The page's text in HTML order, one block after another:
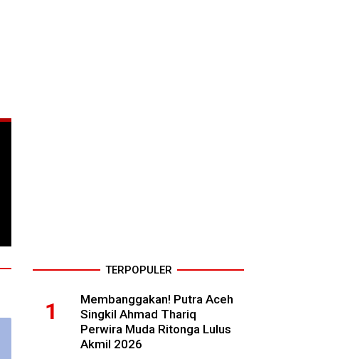
TERPOPULER
Membanggakan! Putra Aceh
Singkil Ahmad Thariq
Perwira Muda Ritonga Lulus
Akmil 2026